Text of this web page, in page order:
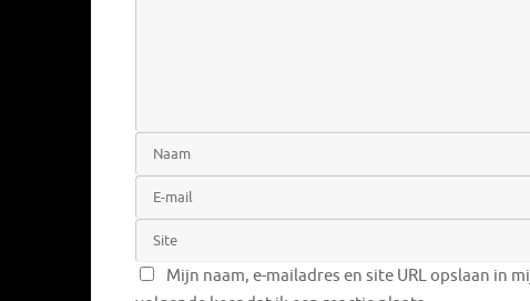
Mijn naam, e-mailadres en site URL opslaan in